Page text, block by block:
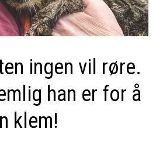
ingen vil røre.
han er for å
klem!